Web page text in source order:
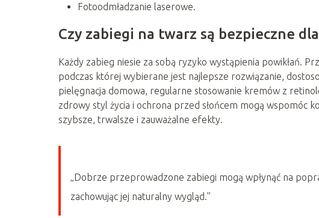
Fotoodmładzanie laserowe.
Czy zabiegi na twarz są bezpieczne
Każdy zabieg niesie za sobą ryzyko wystąpienia powikłań.
podczas której wybierane jest najlepsze rozwiązanie,
pielęgnacja domowa, regularne stosowanie kremów z
zdrowy styl życia i ochrona przed słońcem mogą wspomóc
szybsze, trwalsze i zauważalne efekty.
„Dobrze przeprowadzone zabiegi mogą wpłynąć na
zachowując jej naturalny wygląd.”